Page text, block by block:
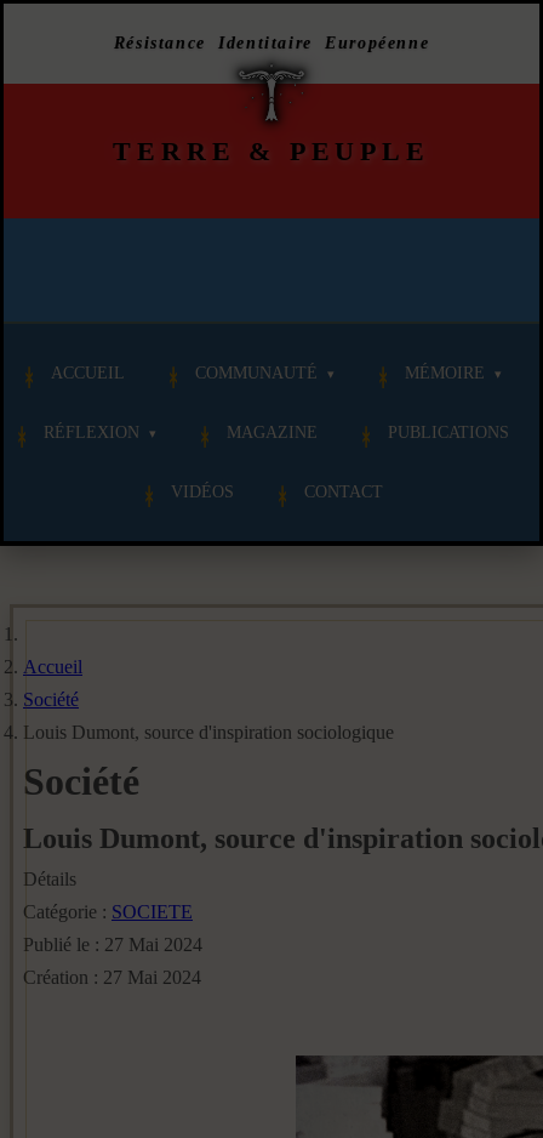
Résistance Identitaire Européenne
TERRE & PEUPLE
ACCUEIL COMMUNAUTÉ MÉMOIRE
RÉFLEXION MAGAZINE PUBLICATIONS
VIDÉOS CONTACT
Accueil
Société
Louis Dumont, source d'inspiration sociologique
Société
Louis Dumont, source d'inspiration
Détails
Catégorie : SOCIETE
Publié le : 27 Mai 2024
Création : 27 Mai 2024